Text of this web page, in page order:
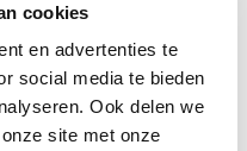
cookies
en advertenties te
social media te bieden
Ook delen we
site met onze